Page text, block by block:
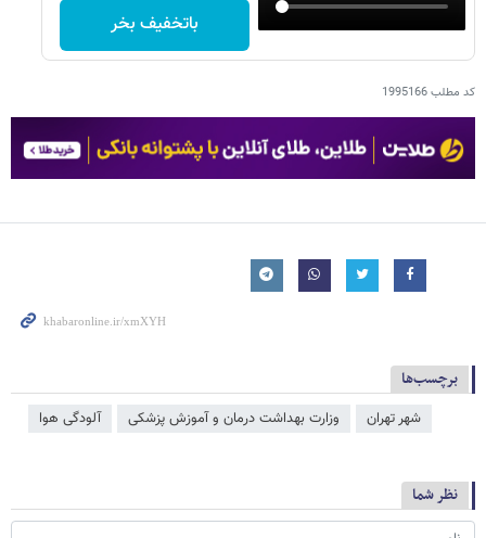
باتخفیف بخر
کد مطلب1995166
برچسب‌ها
شهر تهران وزارت بهداشت درمان و آموزش پزشکی آلودگی هوا
نظر شما